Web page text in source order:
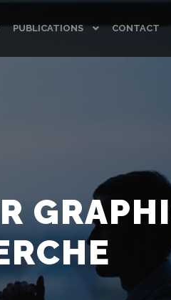
PUBLICATIONS
CONTACT